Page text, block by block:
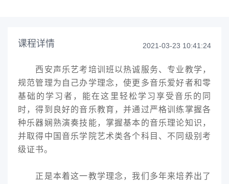
课程详情 2021-03-23 10:41:24
西安声乐艺考培训班以热诚服务、专业教学，
规范管理为自己办学理念，使更多音乐爱好者和零
基础的学习者，能在这里轻松学习享受音乐的同
时，得到良好的音乐教育，并通过严格训练掌握各
种乐器娴熟演奏技能，掌握基本的音乐理论知识，
并取得中国音乐学院艺术类各个科目、不同级别考
级证书。
正是本着这一教学理念，我们多年来培养出了